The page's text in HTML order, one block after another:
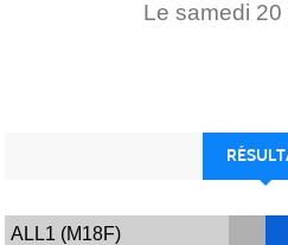
Le samedi 20
ALL1 (M18F)